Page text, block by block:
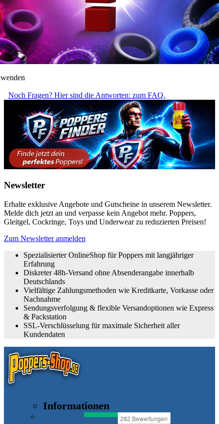
Noch Fragen? Hier sind die Antworten: zum FAQ.
Newsletter
Erhalte exklusive Angebote und Gutscheine in unserem Newsletter.
Melde dich jetzt an und verpasse kein Angebot mehr. Poppers,
Gleitgel, Cockringe, Toys und Underwear zu reduzierten Preisen!
Zum Newsletter anmelden
Spezialisierter OnlineShop für Poppers mit langjähriger
Erfahrung
Diskreter 48h-Versand ohne Absenderangabe innerhalb
Deutschlands
Vielfältige Zahlungsmethoden wie Kreditkarte, Vorkasse oder
Nachnahme
Sendungsverfolgung & flexible Versandoptionen wie Express
& Packstation
SSL-Verschlüsselung für maximale Sicherheit aller
Kundendaten
Informationen